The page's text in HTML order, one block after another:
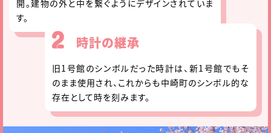
開。建物の外と中を繋ぐようにデザインされていま
す。
時計の継承
旧1号館のシンボルだった時計は、新1号館でもそ
のまま使用され、これからも中崎町のシンボル的な
存在として時を刻みます。